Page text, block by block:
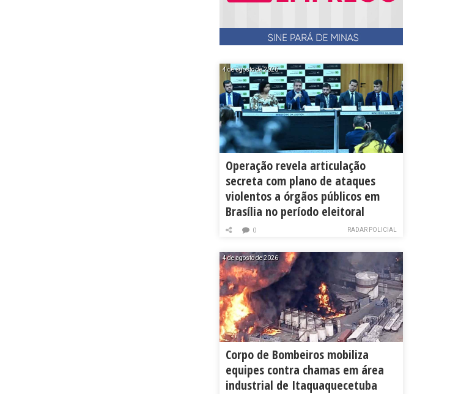
4 de agosto de 2026
Operação revela articulação
secreta com plano de ataques
violentos a órgãos públicos em
Brasília no período eleitoral
RADAR POLICIAL
0
4 de agosto de 2026
Corpo de Bombeiros mobiliza
equipes contra chamas em área
industrial de Itaquaquecetuba